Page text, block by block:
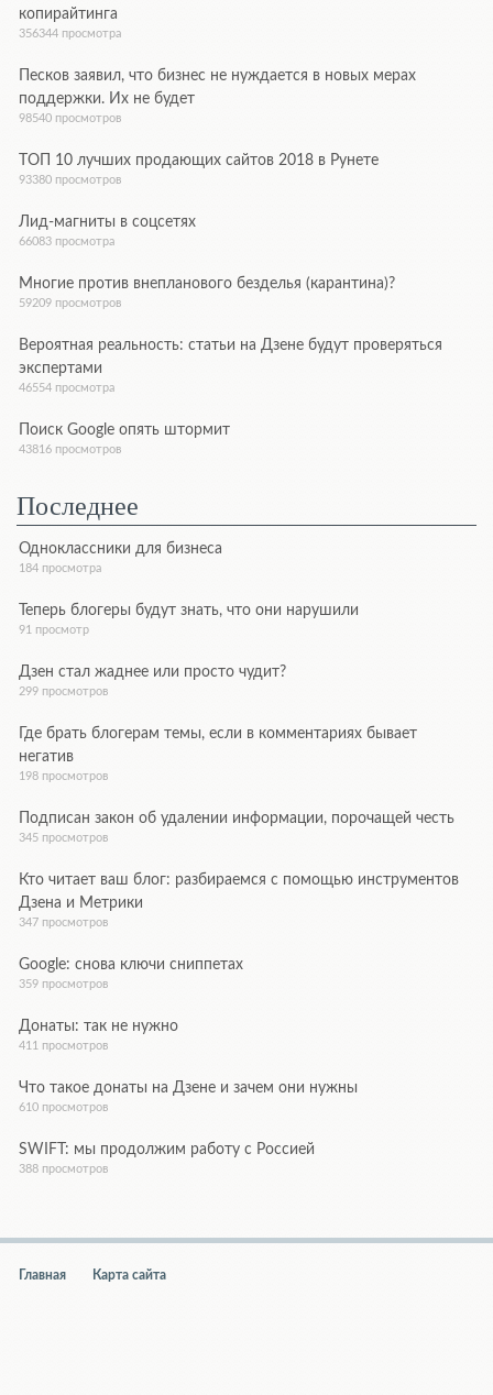
копирайтинга
356344 просмотра
Песков заявил, что бизнес не нуждается в новых мерах
поддержки. Их не будет
98540 просмотров
ТОП 10 лучших продающих сайтов 2018 в Рунете
93380 просмотров
Лид-магниты в соцсетях
66083 просмотра
Многие против внепланового безделья (карантина)?
59209 просмотров
Вероятная реальность: статьи на Дзене будут проверяться
экспертами
46554 просмотра
Поиск Google опять штормит
43816 просмотров
Последнее
Одноклассники для бизнеса
184 просмотра
Теперь блогеры будут знать, что они нарушили
91 просмотр
Дзен стал жаднее или просто чудит?
299 просмотров
Где брать блогерам темы, если в комментариях бывает
негатив
198 просмотров
Подписан закон об удалении информации, порочащей честь
345 просмотров
Кто читает ваш блог: разбираемся с помощью инструментов
Дзена и Метрики
347 просмотров
Google: снова ключи сниппетах
359 просмотров
Донаты: так не нужно
411 просмотров
Что такое донаты на Дзене и зачем они нужны
610 просмотров
SWIFT: мы продолжим работу с Россией
388 просмотров
Главная Карта сайта